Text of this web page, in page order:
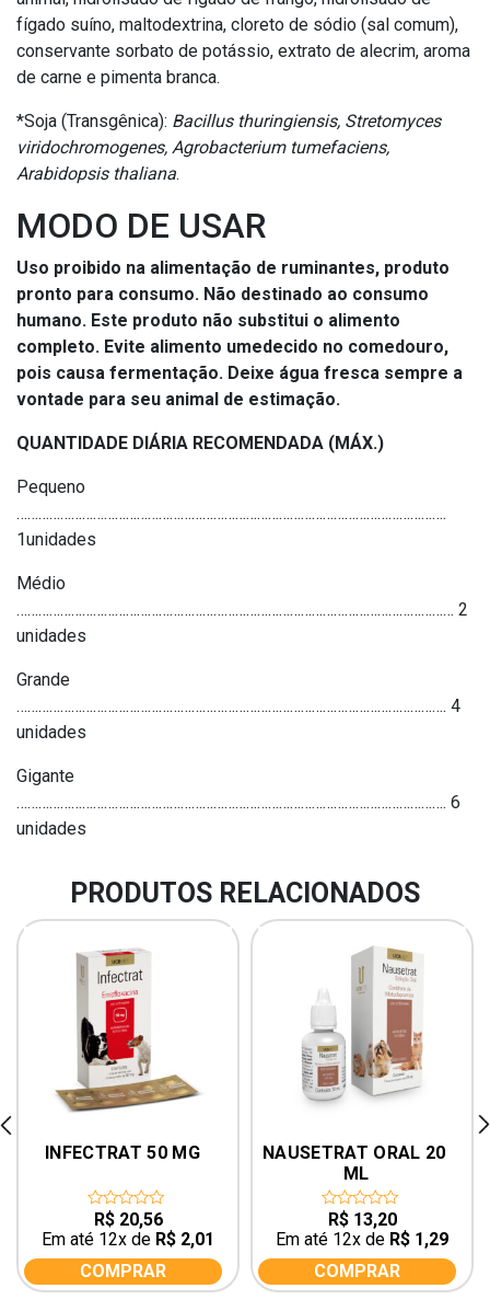
fígado suíno, maltodextrina, cloreto de sódio (sal comum),
conservante sorbato de potássio, extrato de alecrim, aroma
de carne e pimenta branca.
*Soja (Transgênica): Bacillus thuringiensis, Stretomyces
viridochromogenes, Agrobacterium tumefaciens,
Arabidopsis thaliana.
MODO DE USAR
Uso proibido na alimentação de ruminantes, produto
pronto para consumo. Não destinado ao consumo
humano. Este produto não substitui o alimento
completo. Evite alimento umedecido no comedouro,
pois causa fermentação. Deixe água fresca sempre a
vontade para seu animal de estimação.
QUANTIDADE DIÁRIA RECOMENDADA (MÁX.)
Pequeno
……………………………………………………………………………………………………….
1unidades
Médio
………………………………………………………………………………………………………… 2
unidades
Grande
………………………………………………………………………………………………………. 4
unidades
Gigante
………………………………………………………………………………………………………. 6
unidades
PRODUTOS RELACIONADOS
INFECTRAT 50 MG
out
of
5
R$20,56
Em até 12x de R$ 2,01
COMPRAR
NAUSETRAT ORAL 20
ML
out
of
5
R$13,20
Em até 12x de R$ 1,29
COMPRAR